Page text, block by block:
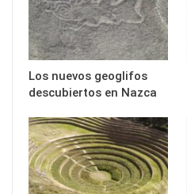
Los nuevos geoglifos
descubiertos en Nazca